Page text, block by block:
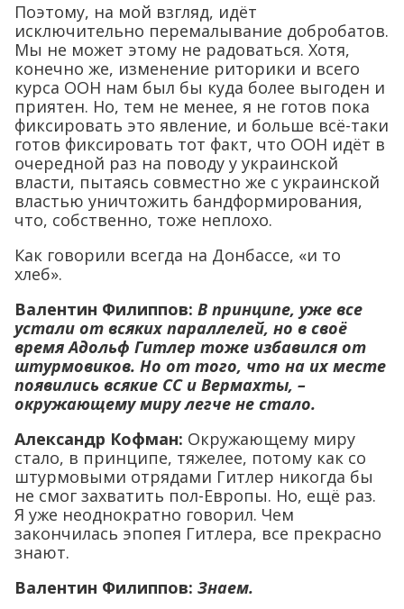
Поэтому, на мой взгляд, идёт
исключительно перемалывание добробатов.
Мы не может этому не радоваться. Хотя,
конечно же, изменение риторики и всего
курса ООН нам был бы куда более выгоден и
приятен. Но, тем не менее, я не готов пока
фиксировать это явление, и больше всё-таки
готов фиксировать тот факт, что ООН идёт в
очередной раз на поводу у украинской
власти, пытаясь совместно же с украинской
властью уничтожить бандформирования,
что, собственно, тоже неплохо.
Как говорили всегда на Донбассе, «и то
хлеб».
Валентин Филиппов: В принципе, уже все
устали от всяких параллелей, но в своё
время Адольф Гитлер тоже избавился от
штурмовиков. Но от того, что на их месте
появились всякие СС и Вермахты, –
окружающему миру легче не стало.
Александр Кофман: Окружающему миру
стало, в принципе, тяжелее, потому как со
штурмовыми отрядами Гитлер никогда бы
не смог захватить пол-Европы. Но, ещё раз.
Я уже неоднократно говорил. Чем
закончилась эпопея Гитлера, все прекрасно
знают.
Валентин Филиппов: Знаем.